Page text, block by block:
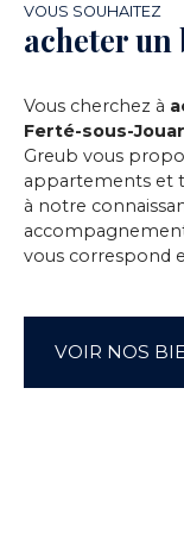
VOUS SOUHAITEZ
acheter un
Vous cherchez à
Ferté-sous-
Greub vous
appartements et
à notre
vous correspond
VOIR NOS